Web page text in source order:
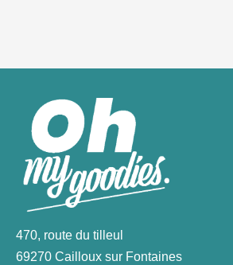
470, route du tilleul
69270 Cailloux sur Fontaines